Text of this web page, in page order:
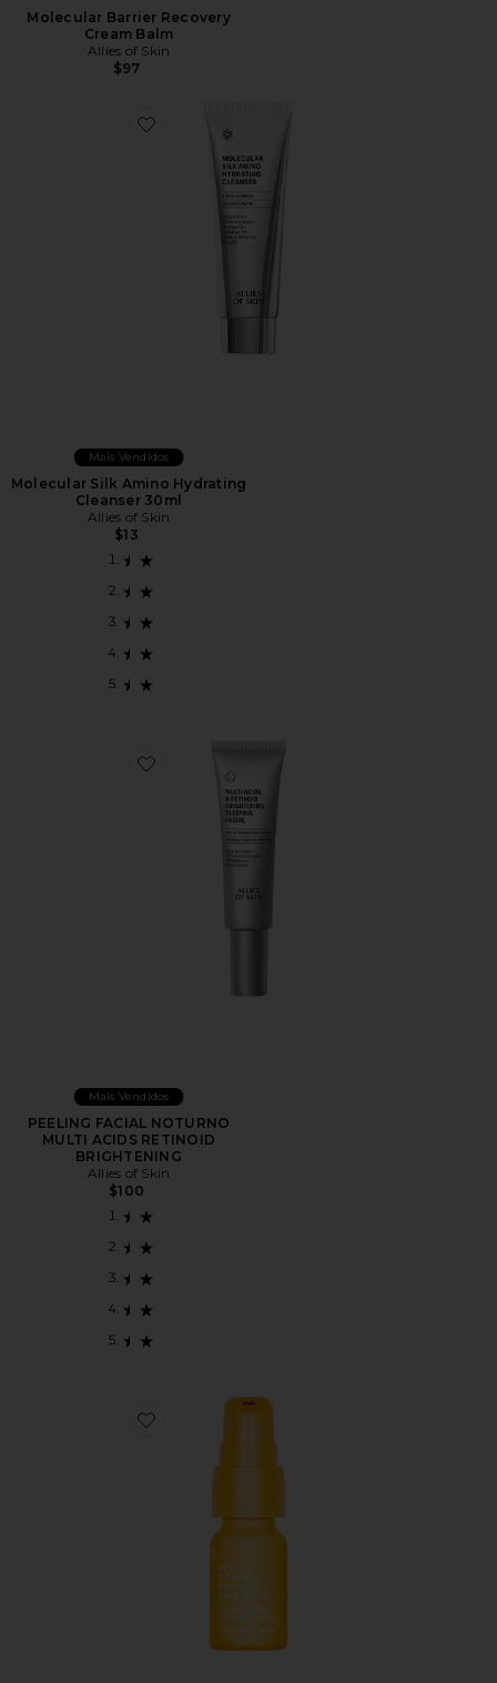
Molecular Barrier Recovery
Cream Balm
Allies of Skin
$97
Favorite Molecular Silk Amino Hydrating Cleanser
Mais Vendidos
Molecular Silk Amino Hydrating
Cleanser 30ml
Allies of Skin
$13
Favorite PEELING FACIAL NOTURNO MULTI ACIDS
Mais Vendidos
PEELING FACIAL NOTURNO
MULTI ACIDS RETINOID
BRIGHTENING
Allies of Skin
$100
Favorite 20% Vitamin C Brighten + Firm Serum 8ml